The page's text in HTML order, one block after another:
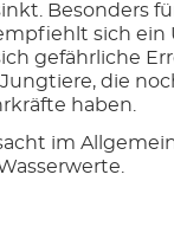
Besonders
sich ein
gefährliche
die
haben.
im